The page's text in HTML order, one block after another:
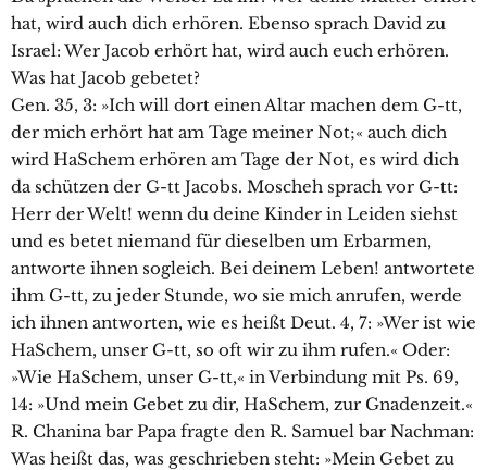
hat, wird auch dich erhören. Ebenso sprach David zu
Israel: Wer Jacob erhört hat, wird auch euch erhören.
Was hat Jacob gebetet?
Gen. 35, 3: »Ich will dort einen Altar machen dem G-tt,
der mich erhört hat am Tage meiner Not;« auch dich
wird HaSchem erhören am Tage der Not, es wird dich
da schützen der G-tt Jacobs. Moscheh sprach vor G-tt:
Herr der Welt! wenn du deine Kinder in Leiden siehst
und es betet niemand für dieselben um Erbarmen,
antworte ihnen sogleich. Bei deinem Leben! antwortete
ihm G-tt, zu jeder Stunde, wo sie mich anrufen, werde
ich ihnen antworten, wie es heißt Deut. 4, 7: »Wer ist wie
HaSchem, unser G-tt, so oft wir zu ihm rufen.« Oder:
»Wie HaSchem, unser G-tt,« in Verbindung mit Ps. 69,
14: »Und mein Gebet zu dir, HaSchem, zur Gnadenzeit.«
R. Chanina bar Papa fragte den R. Samuel bar Nachman:
Was heißt das, was geschrieben steht: »Mein Gebet zu